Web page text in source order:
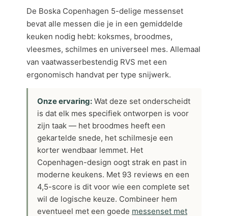
De Boska Copenhagen 5-delige messenset
bevat alle messen die je in een gemiddelde
keuken nodig hebt: koksmes, broodmes,
vleesmes, schilmes en universeel mes. Allemaal
van vaatwasserbestendig RVS met een
ergonomisch handvat per type snijwerk.
Onze ervaring: Wat deze set onderscheidt
is dat elk mes specifiek ontworpen is voor
zijn taak — het broodmes heeft een
gekartelde snede, het schilmesje een
korter wendbaar lemmet. Het
Copenhagen-design oogt strak en past in
moderne keukens. Met 93 reviews en een
4,5-score is dit voor wie een complete set
wil de logische keuze. Combineer hem
eventueel met een goede messenset met